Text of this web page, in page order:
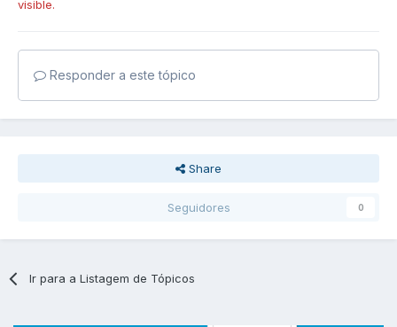
visible.
Responder a este tópico
Share
Seguidores 0
Ir para a Listagem de Tópicos